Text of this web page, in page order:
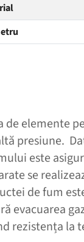
de elemente
presiune.
este
se
de fum
evacuarea
rezistența la